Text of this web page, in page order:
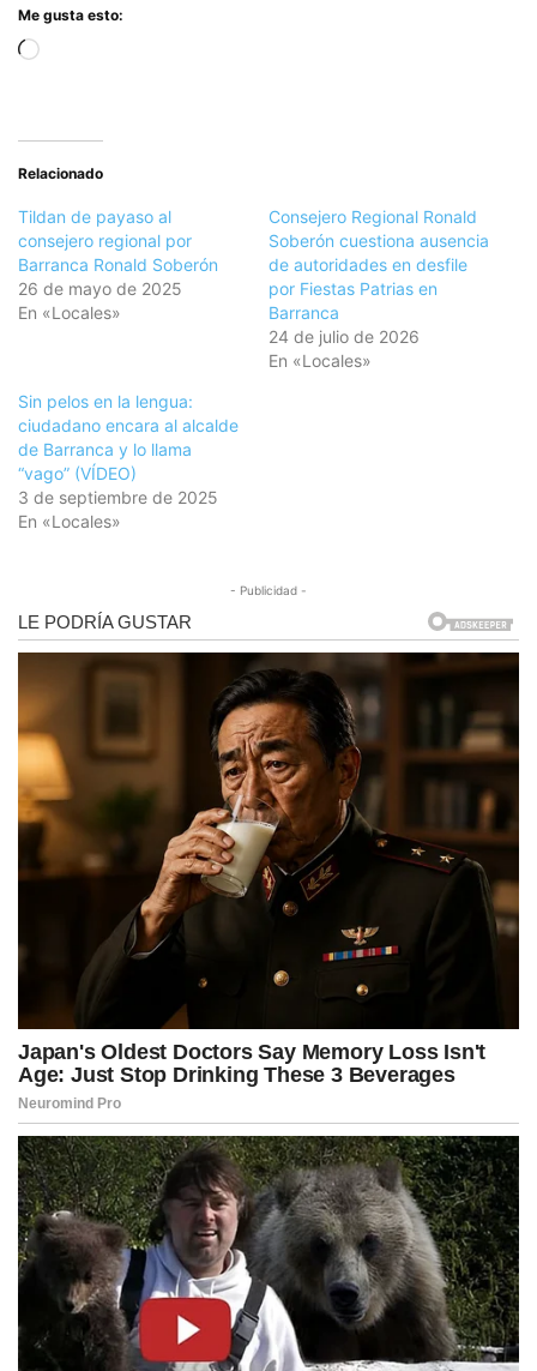
Me gusta esto:
Cargando...
Relacionado
Tildan de payaso al
consejero regional por
Barranca Ronald Soberón
26 de mayo de 2025
En «Locales»
Consejero Regional Ronald
Soberón cuestiona ausencia
de autoridades en desfile
por Fiestas Patrias en
Barranca
24 de julio de 2026
En «Locales»
Sin pelos en la lengua:
ciudadano encara al alcalde
de Barranca y lo llama
“vago” (VÍDEO)
3 de septiembre de 2025
En «Locales»
- Publicidad -